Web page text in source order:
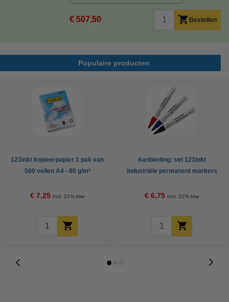
€ 507,50 Bestellen
Populaire producten
123inkt kopieerpapier 1 pak van
500 vellen A4 - 80 g/m²
€ 7,25 Incl. 21% btw
Aanbieding: set 123inkt
industriële permanent markers
€ 6,75 Incl. 21% btw